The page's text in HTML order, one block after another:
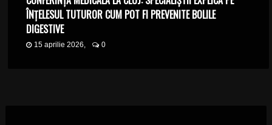
ÎNȚELESUL TUTUROR CUM POT FI PREVENITE BOLILE
DIGESTIVE
15 aprilie 2026, 0